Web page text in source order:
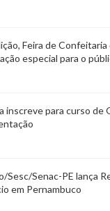
Feira de Confeitaria
especial para o
inscreve para curso de
Sesc/Senac-PE lança
em Pernambuco